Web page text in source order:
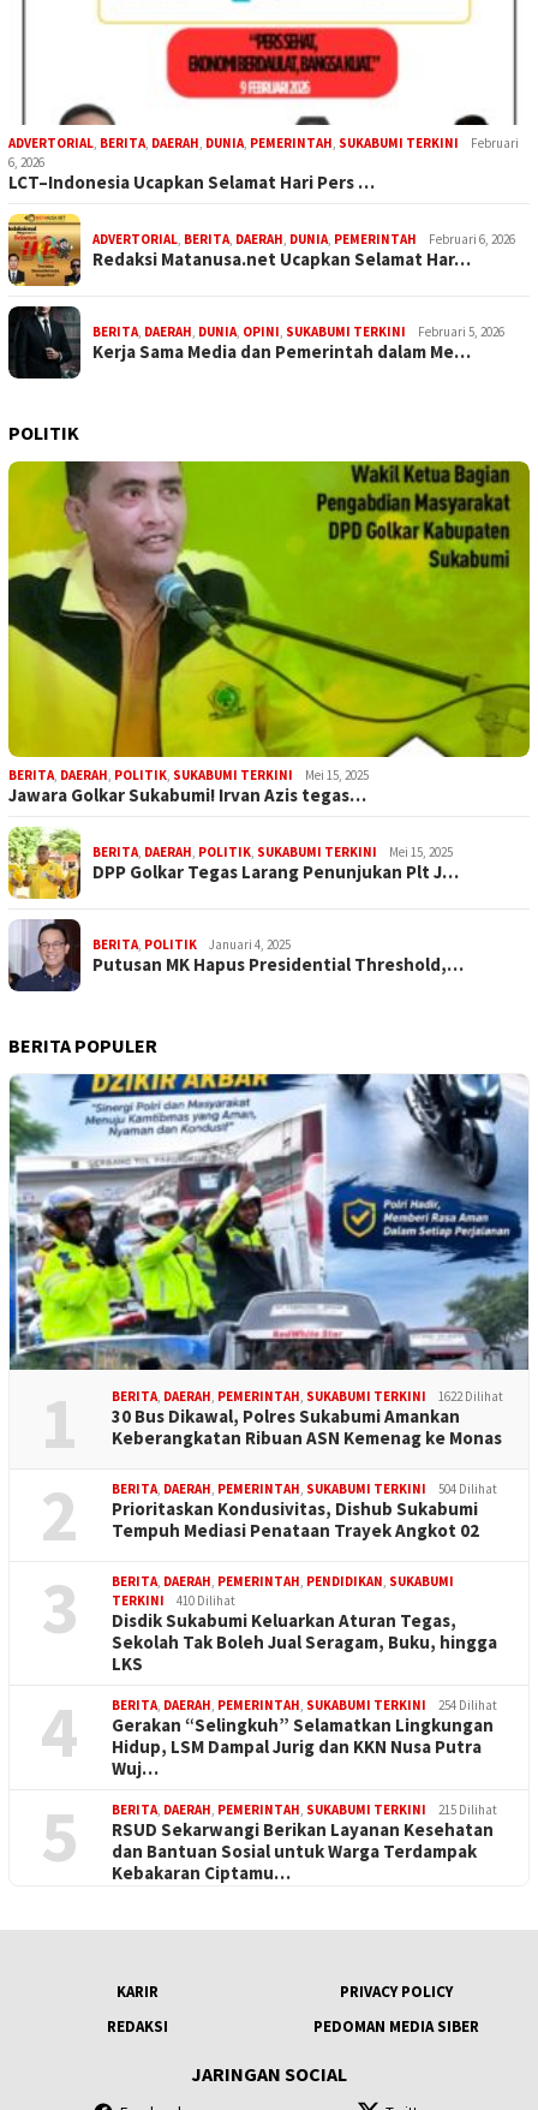
ADVERTORIAL, BERITA, DAERAH, DUNIA, PEMERINTAH, SUKABUMI TERKINI
Februari
6, 2026
LCT–Indonesia Ucapkan Selamat Hari Pers …
ADVERTORIAL, BERITA, DAERAH, DUNIA, PEMERINTAH Februari 6, 2026
Redaksi Matanusa.net Ucapkan Selamat Har…
BERITA, DAERAH, DUNIA, OPINI, SUKABUMI TERKINI Februari 5, 2026
Kerja Sama Media dan Pemerintah dalam Me…
POLITIK
BERITA, DAERAH, POLITIK, SUKABUMI TERKINI Mei 15, 2025
Jawara Golkar Sukabumi! Irvan Azis tegas…
BERITA, DAERAH, POLITIK, SUKABUMI TERKINI Mei 15, 2025
DPP Golkar Tegas Larang Penunjukan Plt J…
BERITA, POLITIK Januari 4, 2025
Putusan MK Hapus Presidential Threshold,…
BERITA POPULER
1 BERITA, DAERAH, PEMERINTAH, SUKABUMI TERKINI 1622 Dilihat
30 Bus Dikawal, Polres Sukabumi Amankan
Keberangkatan Ribuan ASN Kemenag ke Monas
2 BERITA, DAERAH, PEMERINTAH, SUKABUMI TERKINI 504 Dilihat
Prioritaskan Kondusivitas, Dishub Sukabumi
Tempuh Mediasi Penataan Trayek Angkot 02
3 BERITA, DAERAH, PEMERINTAH, PENDIDIKAN, SUKABUMI
TERKINI
410 Dilihat
Disdik Sukabumi Keluarkan Aturan Tegas,
Sekolah Tak Boleh Jual Seragam, Buku, hingga
LKS
4 BERITA, DAERAH, PEMERINTAH, SUKABUMI TERKINI 254 Dilihat
Gerakan “Selingkuh” Selamatkan Lingkungan
Hidup, LSM Dampal Jurig dan KKN Nusa Putra
Wuj…
5 BERITA, DAERAH, PEMERINTAH, SUKABUMI TERKINI 215 Dilihat
RSUD Sekarwangi Berikan Layanan Kesehatan
dan Bantuan Sosial untuk Warga Terdampak
Kebakaran Ciptamu…
KARIR
PRIVACY POLICY
REDAKSI
PEDOMAN MEDIA SIBER
JARINGAN SOCIAL